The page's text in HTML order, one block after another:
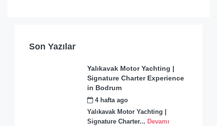
Son Yazılar
Yalıkavak Motor Yachting |
Signature Charter Experience
in Bodrum
4 hafta ago
Yalıkavak Motor Yachting |
Signature Charter... Devamı